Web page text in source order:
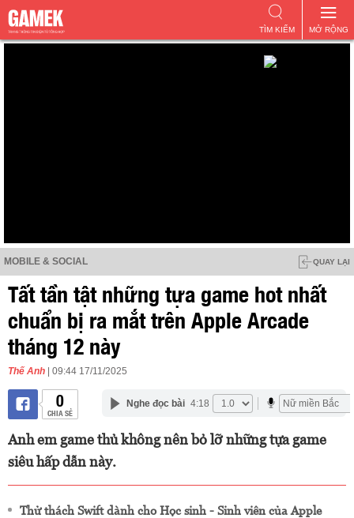
MỞ RỘNG
TÌM KIẾM
MOBILE & SOCIAL QUAY LẠI
Tất tần tật những tựa game hot nhất
chuẩn bị ra mắt trên Apple Arcade
tháng 12 này
Thế Anh | 09:44 17/11/2025
0
CHIA SẺ
Nghe đọc bài 4:18
Anh em game thủ không nên bỏ lỡ những tựa game
siêu hấp dẫn này.
Thử thách Swift dành cho Học sinh - Sinh viên của Apple